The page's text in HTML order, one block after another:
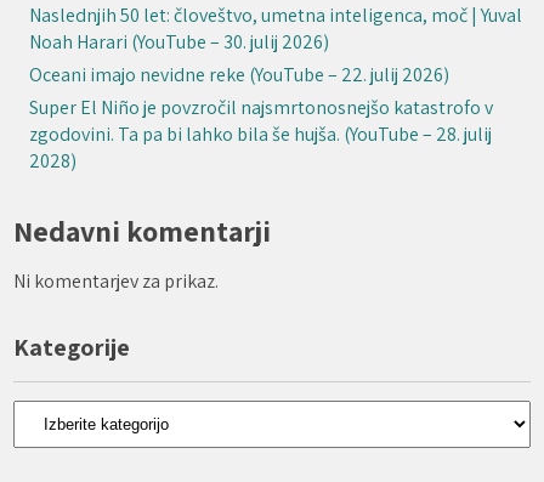
Naslednjih 50 let: človeštvo, umetna inteligenca, moč | Yuval
Noah Harari (YouTube – 30. julij 2026)
Oceani imajo nevidne reke (YouTube – 22. julij 2026)
Super El Niño je povzročil najsmrtonosnejšo katastrofo v
zgodovini. Ta pa bi lahko bila še hujša. (YouTube – 28. julij
2028)
Nedavni komentarji
Ni komentarjev za prikaz.
Kategorije
Kategorije